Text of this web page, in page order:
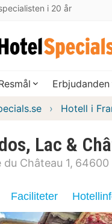
i 20 år
Erbjudanden
Hotell i
Lac &
du Château 1 64600
Faciliteter